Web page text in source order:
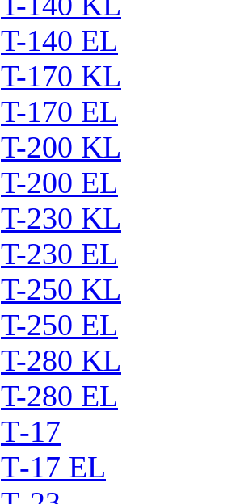
T-140 ЕL
T-170 KL
T-170 ЕL
T-200 KL
T-200 ЕL
T-230 KL
T-230 ЕL
T-250 KL
T-250 ЕL
T-280 KL
T-280 ЕL
Т-17
Т-17 EL